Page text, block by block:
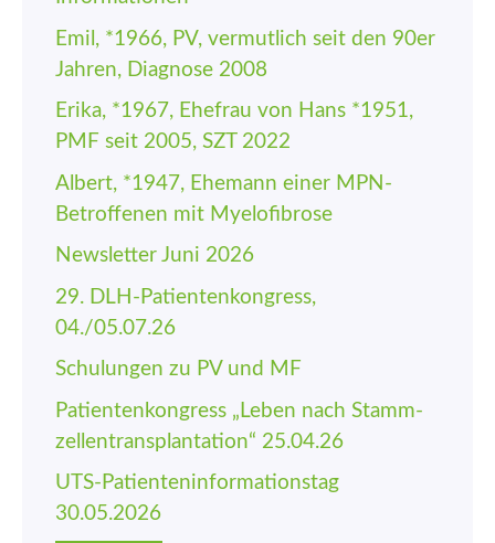
Emil, *1966, PV, vermutlich seit den 90er
Jahren, Diagnose 2008
Erika, *1967, Ehefrau von Hans *1951,
PMF seit 2005, SZT 2022
Albert, *1947, Ehemann einer MPN-
Betroffenen mit Myelofibrose
Newsletter Juni 2026
29. DLH-Patienten­kongress,
04./05.07.26
Schulungen zu PV und MF
Patienten­kongress „Leben nach Stamm­
zellen­trans­plantation“ 25.04.26
UTS-Patienten­informations­tag
30.05.2026